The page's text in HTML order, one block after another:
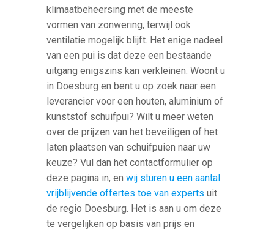
klimaatbeheersing met de meeste
vormen van zonwering, terwijl ook
ventilatie mogelijk blijft. Het enige nadeel
van een pui is dat deze een bestaande
uitgang enigszins kan verkleinen. Woont u
in Doesburg en bent u op zoek naar een
leverancier voor een houten, aluminium of
kunststof schuifpui? Wilt u meer weten
over de prijzen van het beveiligen of het
laten plaatsen van schuifpuien naar uw
keuze? Vul dan het contactformulier op
deze pagina in, enwij sturen u een aantal
vrijblijvende offertes toe van experts uit
de regio Doesburg. Het is aan u om deze
te vergelijken op basis van prijs en